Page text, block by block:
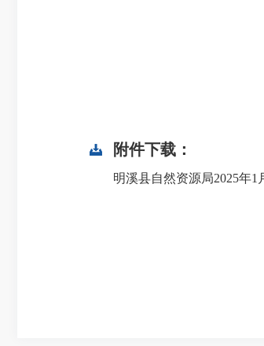
附件下载：
明溪县自然资源局2025年